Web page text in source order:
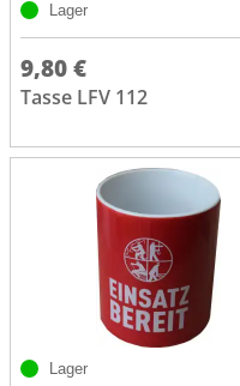
Lager
9,80 €
Tasse LFV 112
Lager